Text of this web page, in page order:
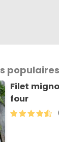
populaires
Filet
four